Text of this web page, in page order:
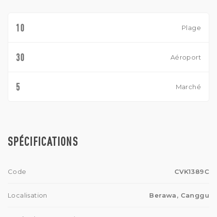
10 Plage
30 Aéroport
5 Marché
SPÉCIFICATIONS
Code CVK1389C
Localisation Berawa, Canggu